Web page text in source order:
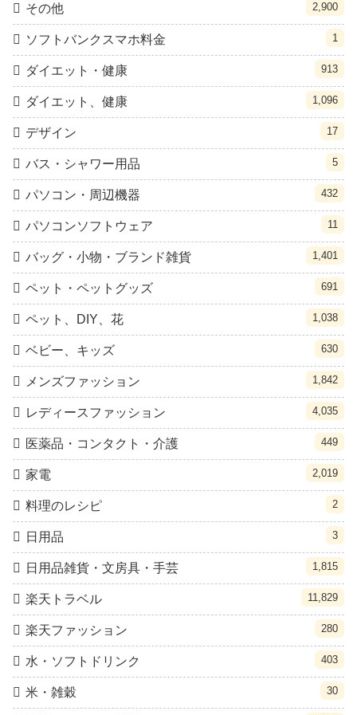
その他 2,900
ソフトバンクスマホ料金 1
ダイエット・健康 913
ダイエット、健康 1,096
デザイン 17
バス・シャワー用品 5
パソコン・周辺機器 432
パソコンソフトウェア 11
バッグ・小物・ブランド雑貨 1,401
ペット・ペットグッズ 691
ペット、DIY、花 1,038
ベビー、キッズ 630
メンズファッション 1,842
レディースファッション 4,035
医薬品・コンタクト・介護 449
家電 2,019
料理のレシピ 2
日用品 3
日用品雑貨・文房具・手芸 1,815
楽天トラベル 11,829
楽天ファッション 280
水・ソフトドリンク 403
米・雑穀 30